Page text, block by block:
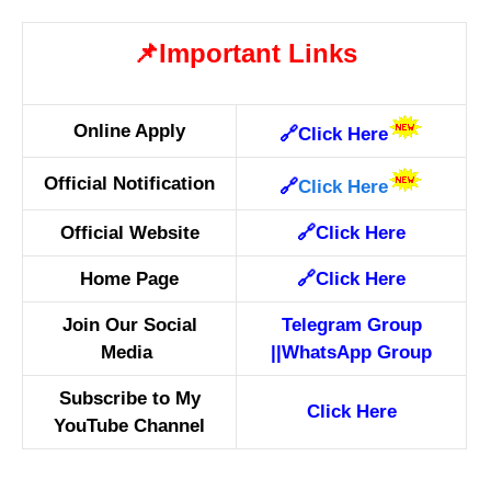
📌Important Links
Online Apply 🔗Click Here
Official Notification 🔗Click Here
Official Website 🔗Click Here
Home Page 🔗Click Here
Join Our Social
Media
Telegram Group
||WhatsApp Group
Subscribe to My
YouTube Channel
Click Here